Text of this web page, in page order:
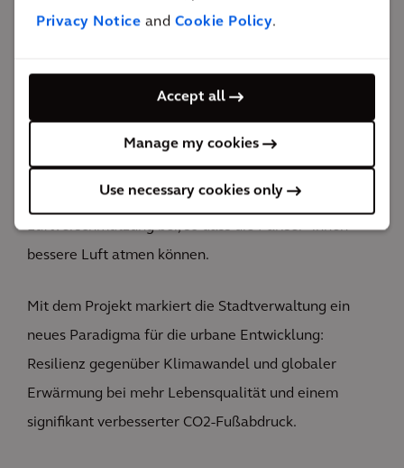
Privacy Notice and Cookie Policy.
Accept all
Manage my cookies
Use necessary cookies only
Die Anpflanzung von städtischen Wäldern in Paris
und Abkühlen einladen. Bäume sind nicht nur gut für
die psychische Gesundheit und das Wohlbefinden,
sondern tragen auch zur Verringerung der
Luftverschmutzung bei, so dass die Pariser*innen
bessere Luft atmen können.
Mit dem Projekt markiert die Stadtverwaltung ein
neues Paradigma für die urbane Entwicklung:
Resilienz gegenüber Klimawandel und globaler
Erwärmung bei mehr Lebensqualität und einem
signifikant verbesserter CO2-Fußabdruck.